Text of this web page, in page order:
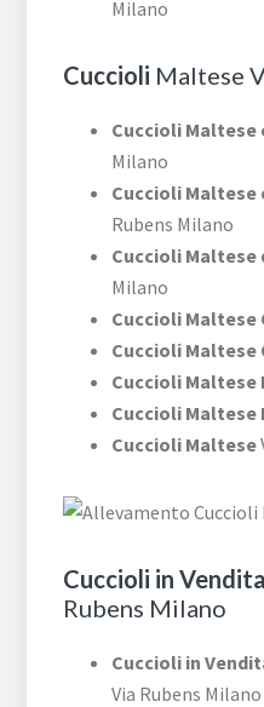
Milano
Cuccioli Maltese
Cuccioli Maltese
Milano
Cuccioli
Rubens Milano
Cuccioli Maltese
Milano
Cuccioli Maltese
Cuccioli Maltese
Cuccioli Maltese
Cuccioli Maltese
Cuccioli Maltese
Cuccioli in Vendita
Rubens Milano
Cuccioli in
Via Rubens Milano